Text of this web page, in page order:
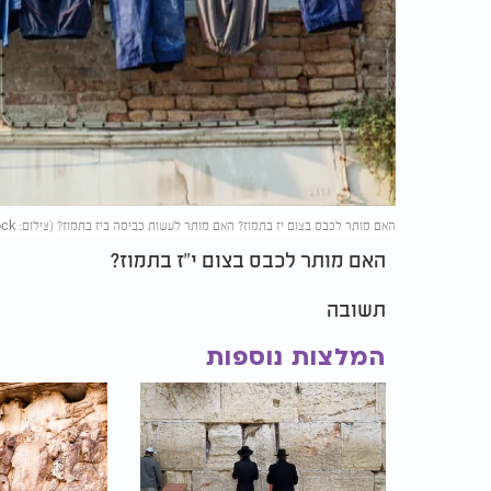
האם מותר לכבס בצום יז בתמוז? האם מותר לעשות כביסה ביז בתמוז? (צילום: Jeff Schultes/shutterstock)
האם מותר לכבס בצום י"ז בתמוז?
תשובה
המלצות נוספות